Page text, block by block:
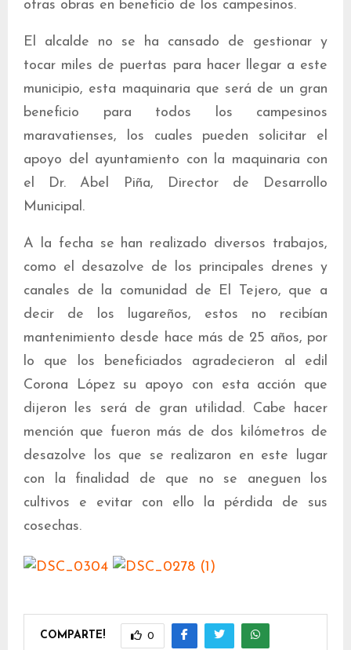
otras obras en beneficio de los campesinos.
El alcalde no se ha cansado de gestionar y
tocar miles de puertas para hacer llegar a este
municipio, esta maquinaria que será de un gran
beneficio para todos los campesinos
maravatienses, los cuales pueden solicitar el
apoyo del ayuntamiento con la maquinaria con
el Dr. Abel Piña, Director de Desarrollo
Municipal.
A la fecha se han realizado diversos trabajos,
como el desazolve de los principales drenes y
canales de la comunidad de El Tejero, que a
decir de los lugareños, estos no recibían
mantenimiento desde hace más de 25 años, por
lo que los beneficiados agradecieron al edil
Corona López su apoyo con esta acción que
dijeron les será de gran utilidad. Cabe hacer
mención que fueron más de dos kilómetros de
desazolve los que se realizaron en este lugar
con la finalidad de que no se aneguen los
cultivos e evitar con ello la pérdida de sus
cosechas.
COMPARTE! 0